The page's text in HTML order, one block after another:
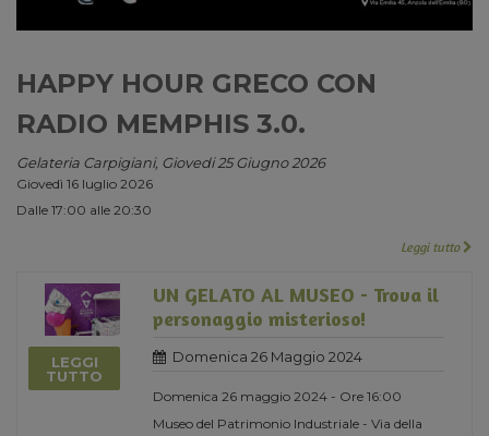
HAPPY HOUR GRECO CON
RADIO MEMPHIS 3.0.
Gelateria Carpigiani, Giovedi 25 Giugno 2026
Giovedì 16 luglio 2026
Dalle 17:00 alle 20:30
Leggi tutto
LEGGI
TUTTO
UN GELATO AL MUSEO - Trova il
personaggio misterioso!
Domenica 26 Maggio 2024
Domenica 26 maggio 2024 - Ore 16:00
Museo del Patrimonio Industriale - Via della